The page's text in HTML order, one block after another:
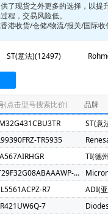
了现货之外更多的选择，以提
程，交易风险低。
港收货/仓储/物流/报关/国际
ST(意法)(12497)
)(162)
日压)(70)
Cyntec(乾坤
海思)(40)
Cachip(锦锐
赛普拉斯)(31)
裕太微)(22)
润石)(19)
Chiplntelli(
华大电子)(13)
X-
唐)(9)
WALTER(华德)(9)
(点击型号搜索比价)
品牌
ST(意
TR5935
TI(德
MT29F32G08ABAAAWP-ITZ:A
R7
ADI(
7